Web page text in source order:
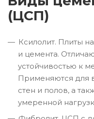
(ЦСП)
Ксилолит. Плиты
и цемента.
устойчивостью к
Применяются для
стен и полов, а
умеренной